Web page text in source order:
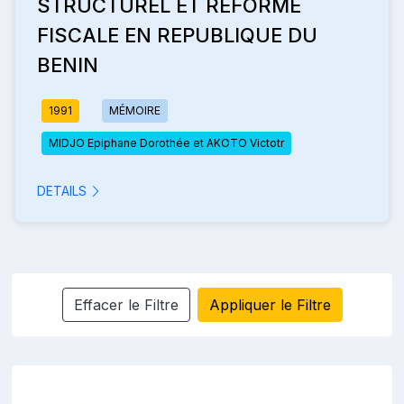
STRUCTUREL ET REFORME
FISCALE EN REPUBLIQUE DU
BENIN
1991 MÉMOIRE
MIDJO Epiphane Dorothée et AKOTO Victotr
DETAILS
Effacer le Filtre Appliquer le Filtre